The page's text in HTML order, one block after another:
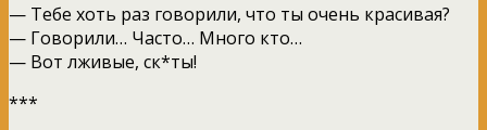
— Тебе хоть раз говорили, что ты очень красивая?
— Говорили… Часто… Много кто…
— Вот лживые, ск*ты!
***